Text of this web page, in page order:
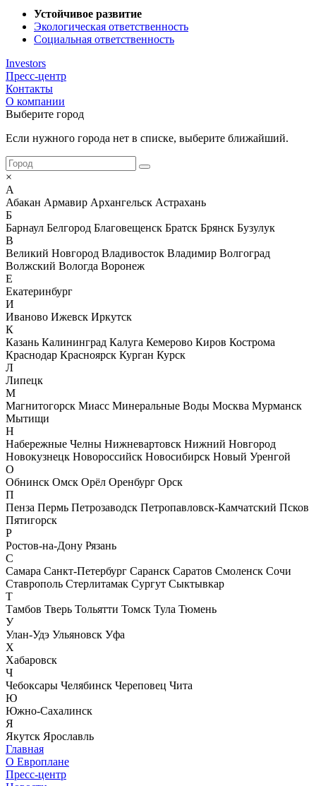
Устойчивое развитие
Экологическая ответственность
Социальная ответственность
Investors
Пресс-центр
Контакты
О компании
Выберите город
Если нужного города нет в списке, выберите ближайший.
×
А
Абакан Армавир Архангельск Астрахань
Б
Барнаул Белгород Благовещенск Братск Брянск Бузулук
В
Великий Новгород Владивосток Владимир Волгоград
Волжский Вологда Воронеж
Е
Екатеринбург
И
Иваново Ижевск Иркутск
К
Казань Калининград Калуга Кемерово Киров Кострома
Краснодар Красноярск Курган Курск
Л
Липецк
М
Магнитогорск Миасс Минеральные Воды Москва Мурманск
Мытищи
Н
Набережные Челны Нижневартовск Нижний Новгород
Новокузнецк Новороссийск Новосибирск Новый Уренгой
О
Обнинск Омск Орёл Оренбург Орск
П
Пенза Пермь Петрозаводск Петропавловск-Камчатский Псков
Пятигорск
Р
Ростов-на-Дону Рязань
С
Самара Санкт-Петербург Саранск Саратов Смоленск Сочи
Ставрополь Стерлитамак Сургут Сыктывкар
Т
Тамбов Тверь Тольятти Томск Тула Тюмень
У
Улан-Удэ Ульяновск Уфа
Х
Хабаровск
Ч
Чебоксары Челябинск Череповец Чита
Ю
Южно-Сахалинск
Я
Якутск Ярославль
Главная
О Европлане
Пресс-центр